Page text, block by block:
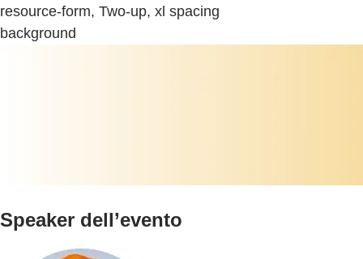
resource-form, Two-up, xl spacing
background
Speaker dell’evento